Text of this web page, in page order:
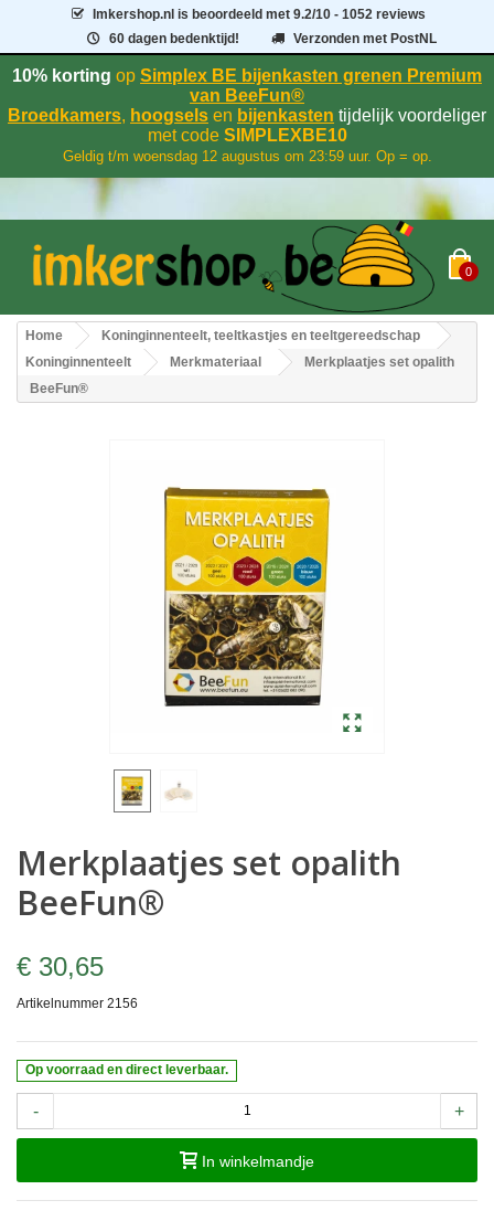
Imkershop.nl is beoordeeld met9.2/10 - 1052 reviews
60 dagen bedenktijd!
Verzonden met PostNL
10% korting op Simplex BE bijenkasten grenen Premium
van BeeFun®
Broedkamers, hoogsels en bijenkasten tijdelijk voordeliger
met codeSIMPLEXBE10
Geldig t/m woensdag 12 augustus om 23:59 uur. Op = op.
0
Home
Koninginnenteelt, teeltkastjes en teeltgereedschap
Koninginnenteelt
Merkmateriaal
Merkplaatjes set opalith
BeeFun®
Merkplaatjes set opalith
BeeFun®
€ 30,65
Artikelnummer 2156
Op voorraad en direct leverbaar.
- +
In winkelmandje